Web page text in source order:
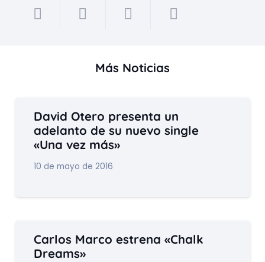
Más Noticias
David Otero presenta un
adelanto de su nuevo single
«Una vez más»
10 de mayo de 2016
Carlos Marco estrena «Chalk
Dreams»